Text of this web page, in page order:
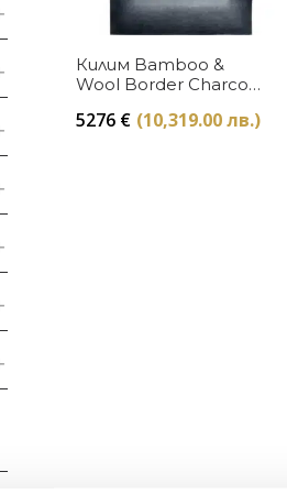
Купи
Килим Bamboo &
Wool Border Charcoal
5276 € (10,319.00 лв.)